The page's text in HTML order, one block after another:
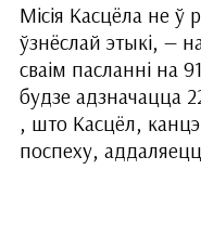
Місія Касцёла не ў
ўзнёслай этыкі, —
сваім пасланні на
будзе адзначацца
, што Касцёл,
поспеху,